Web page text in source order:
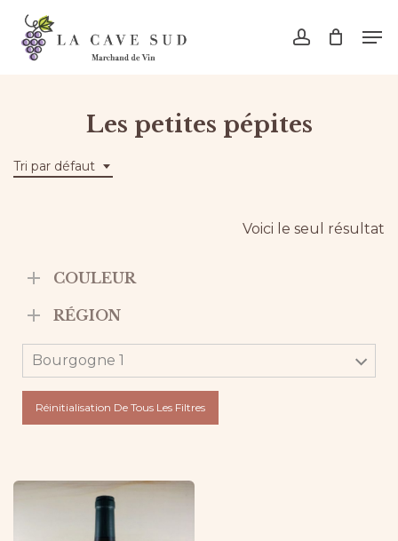
Skip
main
account
Les petites pépites
Tri par défaut
Voici le seul résultat
COULEUR
RÉGION
Bourgogne 1
Réinitialisation De Tous Les Filtres